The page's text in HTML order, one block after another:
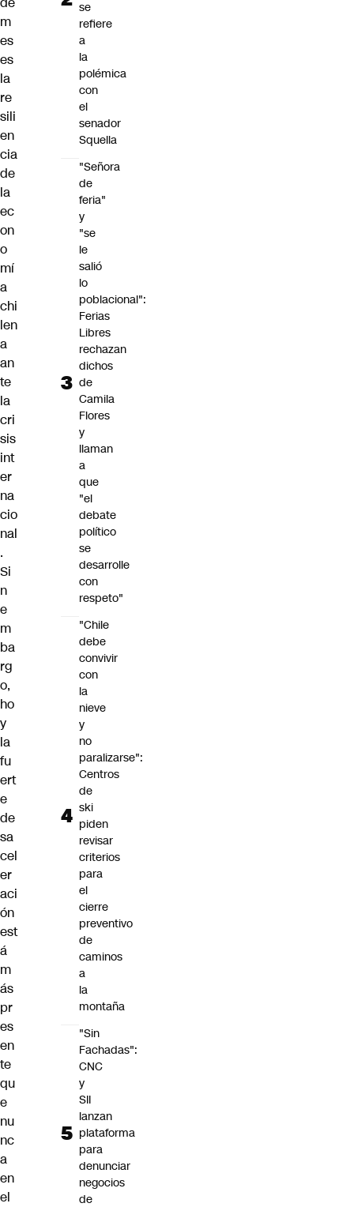
m
es
es
la
re
sili
en
cia
de
la
ec
on
o
mí
a
chi
len
a
an
te
la
cri
sis
int
er
na
cio
nal
.
Si
n
e
m
ba
rg
o,
ho
y
la
fu
ert
e
de
sa
cel
er
aci
ón
est
á
m
ás
pr
es
en
te
qu
e
nu
nc
a
en
el
se
refiere
a
la
polémica
con
el
senador
Squella
"Señora
de
feria"
y
"se
le
salió
lo
poblacional":
Ferias
Libres
rechazan
dichos
de
Camila
Flores
y
llaman
a
que
"el
debate
político
se
desarrolle
con
respeto"
"Chile
debe
convivir
con
la
nieve
y
no
paralizarse":
Centros
de
ski
piden
revisar
criterios
para
el
cierre
preventivo
de
caminos
a
la
montaña
"Sin
Fachadas":
CNC
y
SII
lanzan
plataforma
para
denunciar
negocios
de